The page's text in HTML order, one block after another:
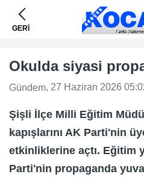
GERİ
Okulda siyasi
Gündem, 27 Haziran 2026
Şişli İlçe Milli Eğitim
kapışlarını AK Parti'nin
etkinliklerine açtı. Eğitim
Parti'nin propaganda